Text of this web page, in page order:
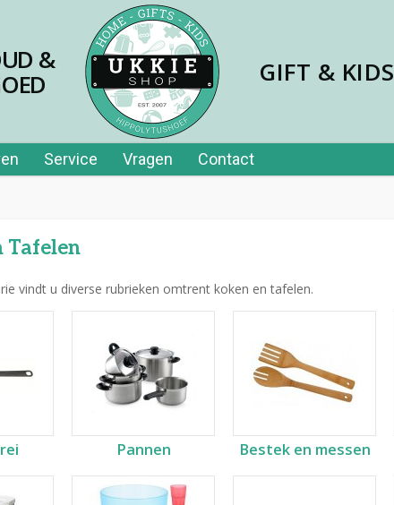
& GIFT & KIDS
Service Vragen Contact
Tafelen
vindt u diverse rubrieken omtrent koken en tafelen.
Pannen Bestek en messen